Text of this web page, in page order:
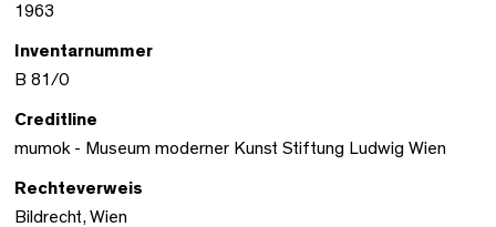
1963
Inventarnummer
B 81/0
Creditline
mumok - Museum moderner Kunst Stiftung Ludwig Wien
Rechteverweis
Bildrecht, Wien